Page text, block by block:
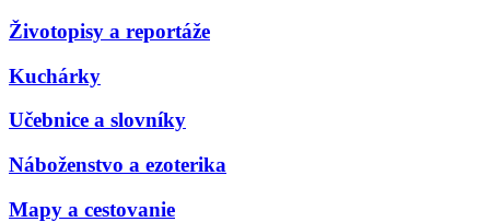
Životopisy a reportáže
Kuchárky
Učebnice a slovníky
Náboženstvo a ezoterika
Mapy a cestovanie